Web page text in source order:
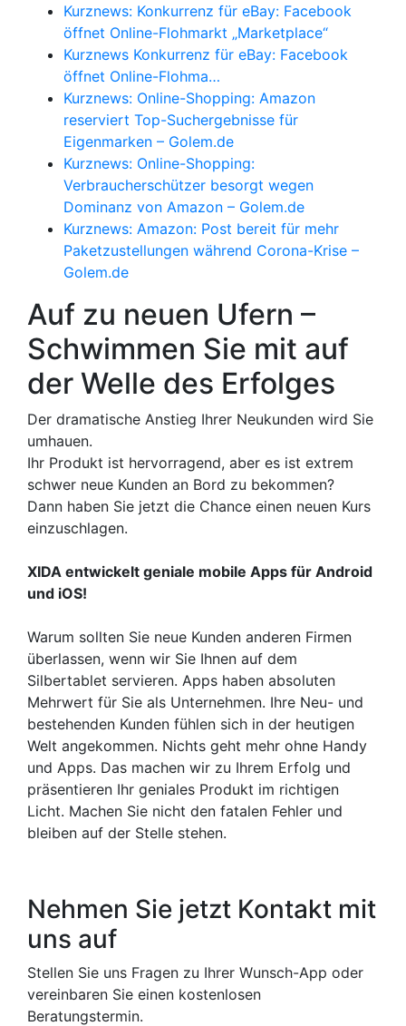
Kurznews: Konkurrenz für eBay: Facebook
öffnet Online-Flohmarkt „Marketplace“
Kurznews Konkurrenz für eBay: Facebook
öffnet Online-Flohma…
Kurznews: Online-Shopping: Amazon
reserviert Top-Suchergebnisse für
Eigenmarken – Golem.de
Kurznews: Online-Shopping:
Verbraucherschützer besorgt wegen
Dominanz von Amazon – Golem.de
Kurznews: Amazon: Post bereit für mehr
Paketzustellungen während Corona-Krise –
Golem.de
Auf zu neuen Ufern –
Schwimmen Sie mit auf
der Welle des Erfolges
Der dramatische Anstieg Ihrer Neukunden wird Sie
umhauen.
Ihr Produkt ist hervorragend, aber es ist extrem
schwer neue Kunden an Bord zu bekommen?
Dann haben Sie jetzt die Chance einen neuen Kurs
einzuschlagen.
XIDA entwickelt geniale mobile Apps für Android
und iOS!
Warum sollten Sie neue Kunden anderen Firmen
überlassen, wenn wir Sie Ihnen auf dem
Silbertablet servieren. Apps haben absoluten
Mehrwert für Sie als Unternehmen. Ihre Neu- und
bestehenden Kunden fühlen sich in der heutigen
Welt angekommen. Nichts geht mehr ohne Handy
und Apps. Das machen wir zu Ihrem Erfolg und
präsentieren Ihr geniales Produkt im richtigen
Licht. Machen Sie nicht den fatalen Fehler und
bleiben auf der Stelle stehen.
Nehmen Sie jetzt Kontakt mit
uns auf
Stellen Sie uns Fragen zu Ihrer Wunsch-App oder
vereinbaren Sie einen kostenlosen
Beratungstermin.